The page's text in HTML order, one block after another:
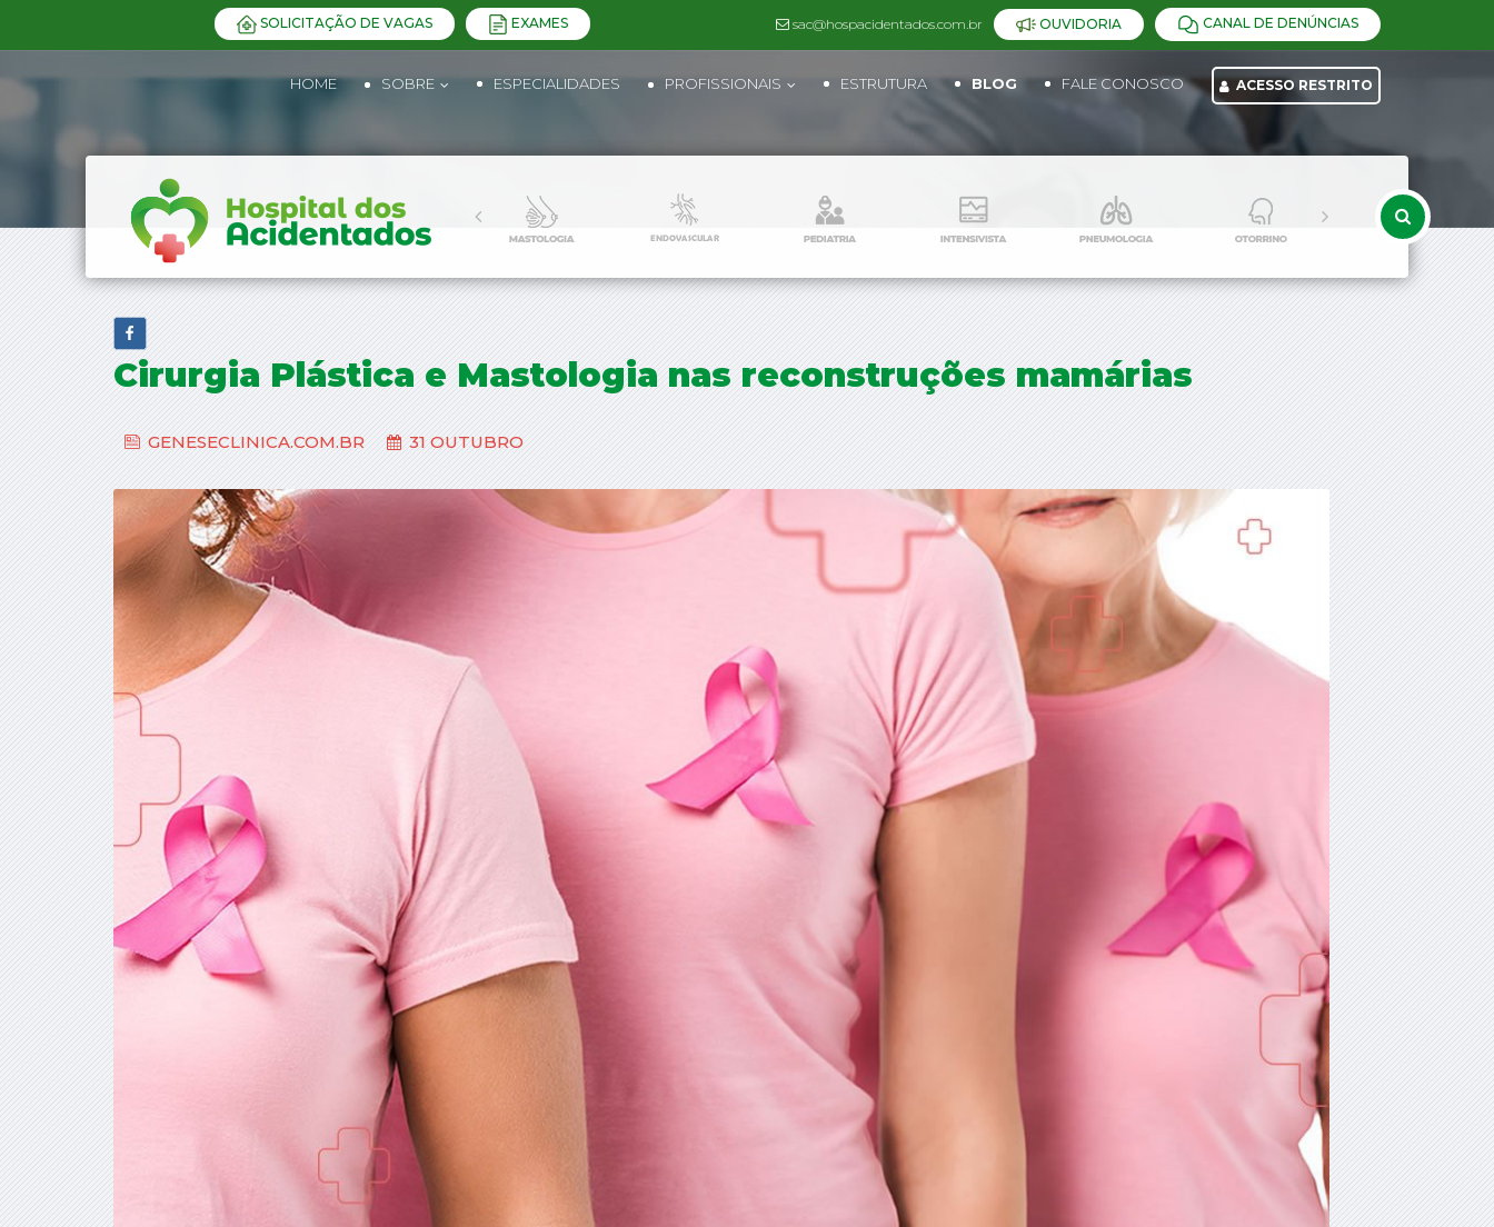
SOLICITAÇÃO DE VAGAS EXAMES sac@hospacidentados.com.br OUVIDORIA CANAL DE DENÚNCIAS
HOME SOBRE ESPECIALIDADES PROFISSIONAIS ESTRUTURA BLOG FALE CONOSCO ACESSO RESTRITO
Cirurgia Plástica e Mastologia nas reconstruções mamárias
GENESECLINICA.COM.BR 31 OUTUBRO